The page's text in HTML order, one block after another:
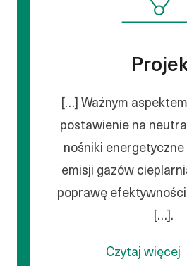
[…] Ważnym
postawienie na
nośniki
emisji gazów
poprawę
[…].
Czytaj więcej